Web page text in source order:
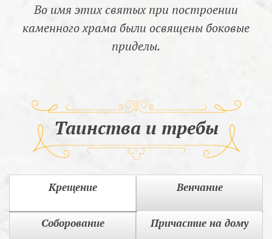
Во имя этих святых при построении
каменного храма были освящены боковые
приделы.
Таинства и требы
Крещение Венчание
Соборование Причастие на дому